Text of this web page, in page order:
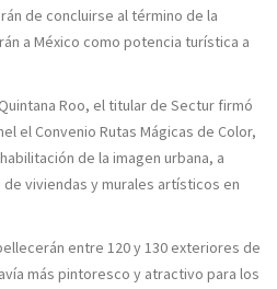
de concluirse al término de la
a México como potencia turística a
Roo, el titular de Sectur firmó
el Convenio Rutas Mágicas de Color,
de la imagen urbana, a
viviendas y murales artísticos en
entre 120 y 130 exteriores de
más pintoresco y atractivo para los